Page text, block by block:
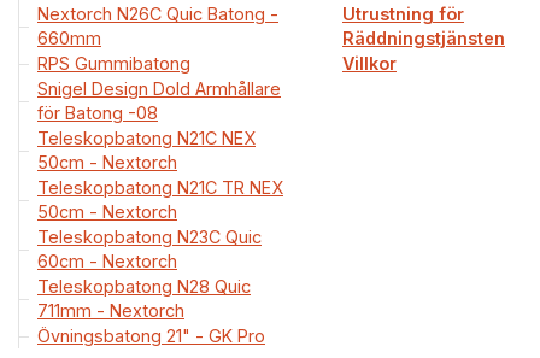
Nextorch N26C Quic Batong -
660mm
RPS Gummibatong
Snigel Design Dold Armhållare
för Batong -08
Teleskopbatong N21C NEX
50cm - Nextorch
Teleskopbatong N21C TR NEX
50cm - Nextorch
Teleskopbatong N23C Quic
60cm - Nextorch
Teleskopbatong N28 Quic
711mm - Nextorch
Övningsbatong 21" - GK Pro
Utrustning för
Räddningstjänsten
Villkor